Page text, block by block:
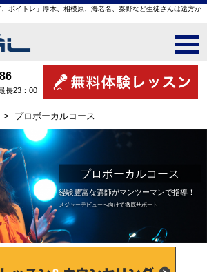
、ボイトレ」厚木、相模原、海老名、秦野など生徒さんは遠方か
長23：00
> プロボーカルコース
プロボーカルコース
経験豊富な講師がマンツーマンで指導！
メジャーデビューへ向けて徹底サポート